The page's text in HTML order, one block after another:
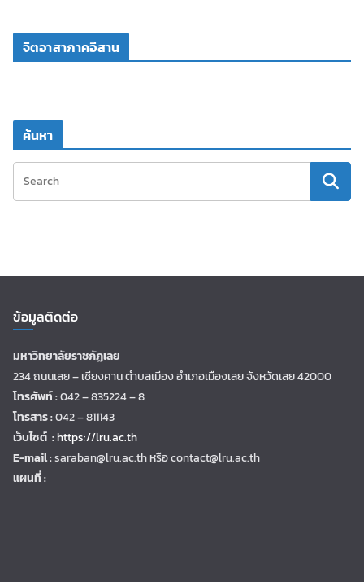
จิตอาสาภาคอีสาน
ค้นหา
ข้อมูลติดต่อ
มหาวิทยาลัยราชภัฏเลย
234 ถนนเลย – เชียงคาน ตำบลเมือง อำเภอเมืองเลย จังหวัดเลย 42000
โทรศัพท์ :042 – 835224 – 8
โทรสาร :042 – 811143
เว็บไซต์ :https://lru.ac.th
E-mail :saraban@lru.ac.thหรือ contact@lru.ac.th
แผนที่ :